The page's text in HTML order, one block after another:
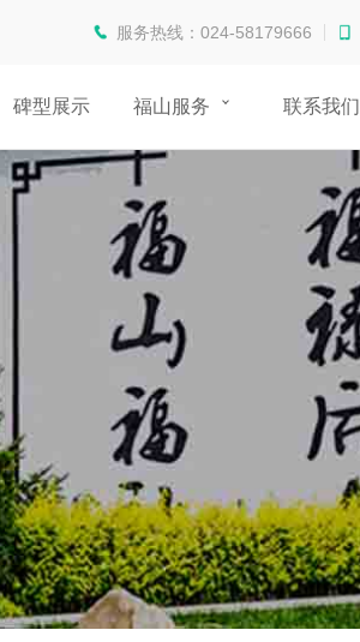
服务热线：024-58179666
碑型展示 福山服务 联系我们